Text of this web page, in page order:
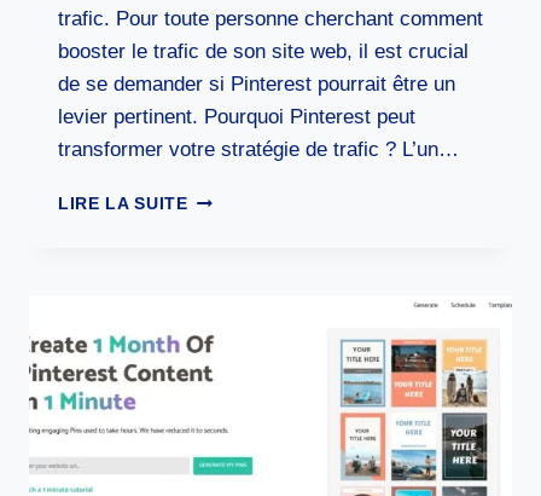
trafic. Pour toute personne cherchant comment
booster le trafic de son site web, il est crucial
de se demander si Pinterest pourrait être un
levier pertinent. Pourquoi Pinterest peut
transformer votre stratégie de trafic ? L’un…
LIRE LA SUITECOMMENT
SITE
WEB
PINTEREST
?